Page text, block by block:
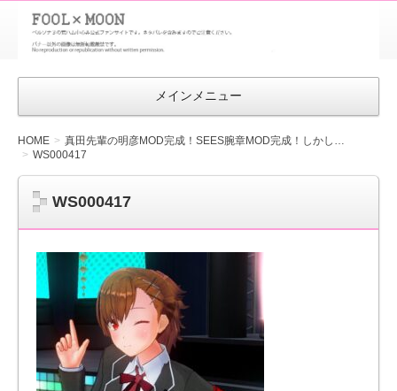
FOOL×MOON
｜ペルソナ
3 荒ハム中
メインメニュー
HOME
真田先輩の明彦MOD完成！SEES腕章MOD完成！しかし…
WS000417
WS000417